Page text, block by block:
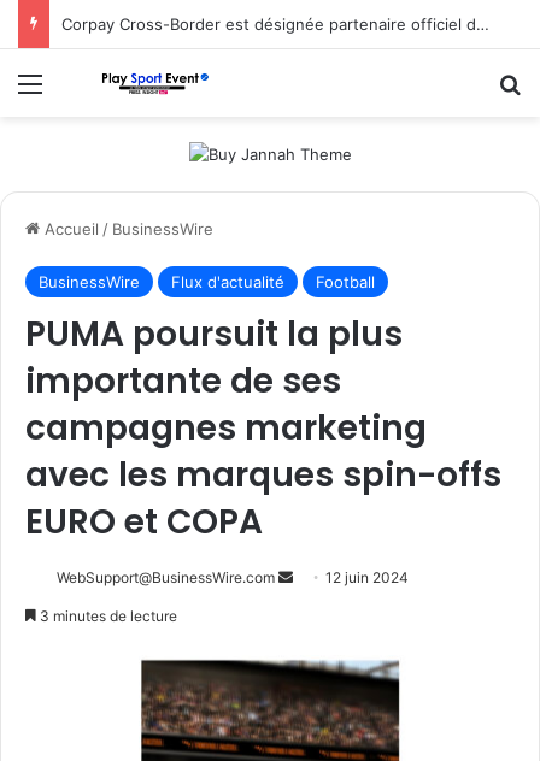
Corpay Cross-Border est désignée partenaire officiel de change d’Ultimate Sevens
Menu
Accueil / BusinessWire
BusinessWire Flux d'actualité Football
PUMA poursuit la plus
importante de ses
campagnes marketing
avec les marques spin-offs
EURO et COPA
WebSupport@BusinessWire.com
Envoyer12 juin 2024
3 minutes de lecture